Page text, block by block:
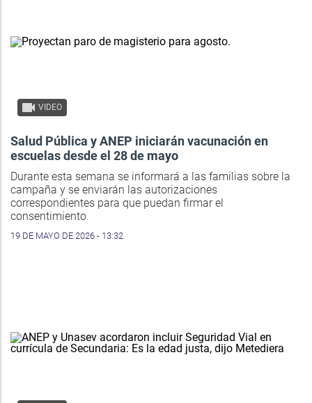
VIDEO
Salud Pública y ANEP iniciarán vacunación en
escuelas desde el 28 de mayo
Durante esta semana se informará a las familias sobre la
campaña y se enviarán las autorizaciones
correspondientes para que puedan firmar el
consentimiento.
19 DE MAYO DE 2026 - 13:32